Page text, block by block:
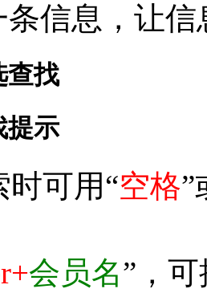
条信息，让
查找
提示
可用“空格”
会员名”，